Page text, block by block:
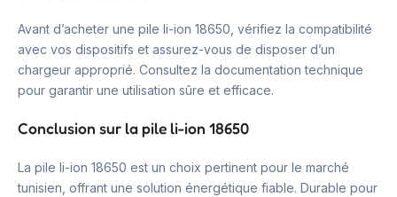
Avant d’acheter une pile li-ion 18650, vérifiez la compatibilité
avec vos dispositifs et assurez-vous de disposer d’un
chargeur approprié. Consultez la documentation technique
pour garantir une utilisation sûre et efficace.
Conclusion sur la pile li-ion 18650
La pile li-ion 18650 est un choix pertinent pour le marché
tunisien, offrant une solution énergétique fiable. Durable pour